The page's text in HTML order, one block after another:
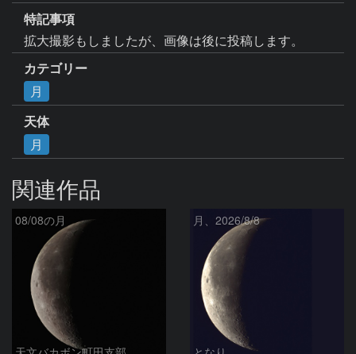
特記事項
拡大撮影もしましたが、画像は後に投稿します。
カテゴリー
月
天体
月
関連作品
08/08の月 月、2026/8/8